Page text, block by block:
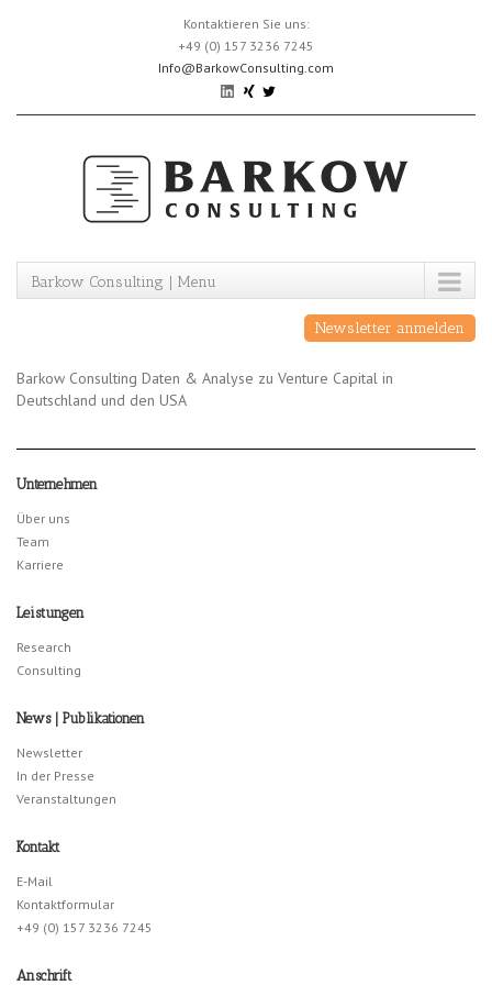
Kontaktieren Sie uns:
+49 (0) 157 3236 7245
Info@BarkowConsulting.com
Barkow Consulting | Menu
Newsletter anmelden
Barkow Consulting Daten & Analyse zu Venture Capital in
Deutschland und den USA
Unternehmen
Über uns
Team
Karriere
Leistungen
Research
Consulting
News | Publikationen
Newsletter
In der Presse
Veranstaltungen
Kontakt
E-Mail
Kontaktformular
+49 (0) 157 3236 7245
Anschrift